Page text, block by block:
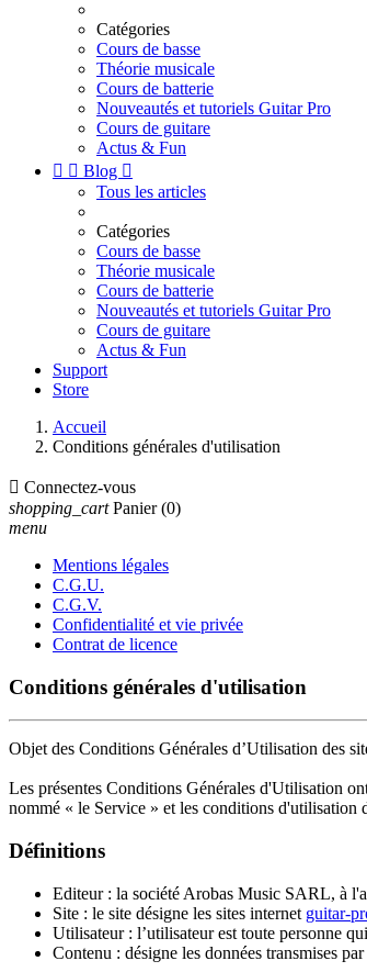
Catégories
Cours de basse
Théorie musicale
Cours de batterie
Nouveautés et tutoriels Guitar Pro
Cours de guitare
Actus & Fun
  Blog 
Tous les articles
Catégories
Cours de basse
Théorie musicale
Cours de batterie
Nouveautés et tutoriels Guitar Pro
Cours de guitare
Actus & Fun
Support
Store
Accueil
Conditions générales d'utilisation
 Connectez-vous
shopping_cart Panier (0)
menu
Mentions légales
C.G.U.
C.G.V.
Confidentialité et vie privée
Contrat de licence
Conditions générales d'utilisation
Objet des Conditions Générales d’Utilisation des
Les présentes Conditions Générales d'Utilisation
nommé « le Service » et les conditions d'utilisation
Définitions
Editeur : la société Arobas Music SARL, à
Site : le site désigne les sites internet guitar-
Utilisateur : l’utilisateur est toute personne
Contenu : désigne les données transmises